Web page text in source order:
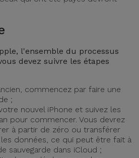
l'ensemble du processus
devez suivre les étapes
commencez par faire une
;
nouvel iPhone et suivez les
pour commencer. Vous devrez
à partir de zéro ou transférer
données, ce qui peut être fait à
sauvegarde dans iCloud ;